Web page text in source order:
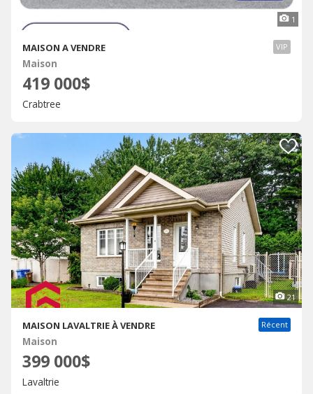
1
MAISON A VENDRE VIP
Maison
419 000$
Crabtree
21
MAISON LAVALTRIE À VENDRE Récent
Maison
399 000$
Lavaltrie